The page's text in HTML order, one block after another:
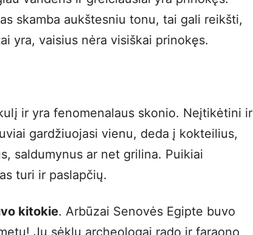
skamba aukštesniu tonu, tai gali reikšti,
yra, vaisius nėra visiškai prinokęs.
ir yra fenomenalaus skonio. Neįtikėtini ir
gardžiuojasi vienu, deda į kokteilius,
saldumynus ar net grilina. Puikiai
turi ir paslapčių.
kitokie. Arbūzai Senovės Egipte buvo
Jų sėklų archeologai rado ir faraono